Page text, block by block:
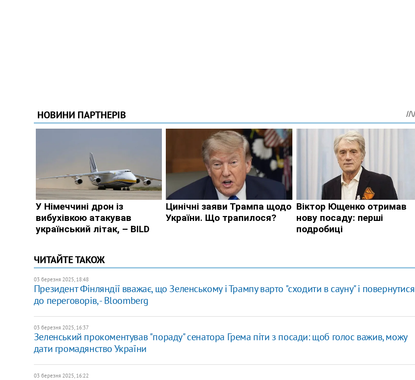
ЧИТАЙТЕ ТАКОЖ
03 березня 2025, 18:48
Президент Фінляндії вважає, що Зеленському і Трампу варто "сходити в сауну" і повернутися
до переговорів, - Bloomberg
03 березня 2025, 16:37
Зеленський прокоментував "пораду" сенатора Грема піти з посади: щоб голос важив, можу
дати громадянство України
03 березня 2025, 16:22